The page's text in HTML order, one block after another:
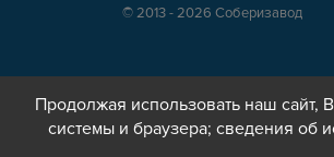
© 2013 - 2026 Соберизавод
Продолжая использовать наш сайт,
системы и браузера; сведения об